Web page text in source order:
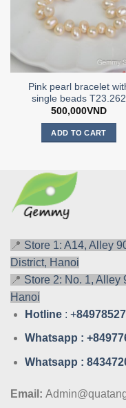
Pink pearl bracelet
single beads T23.262
500,000VND
ADD TO CART
📍 Store 1: A14, Alley
District, Hanoi
📍 Store 2: No. 1, Alley
Hanoi
Hotline : +
Whatsapp :
Whatsapp :
Email: